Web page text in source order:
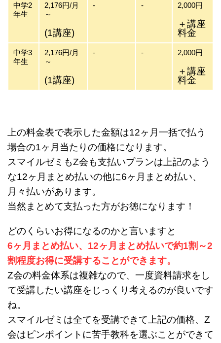
中学2
年生
2,176円/月
～
(1講座)
- - 2,000円
＋講座
料金
中学3
年生
2,176円/月
～
(1講座)
- - 2,000円
＋講座
料金
上の料金表で表示した金額は12ヶ月一括で払う
場合の1ヶ月当たりの価格になります。
スマイルゼミもZ会も支払いプランは上記のよう
な12ヶ月まとめ払いの他に6ヶ月まとめ払い、
月々払いがあります。
当然まとめて支払った方がお徳になります！
どのくらいお得になるのかと言いますと
6ヶ月まとめ払い、12ヶ月まとめ払いで約1割～2
割程度お得に受講することができます。
Z会の料金体系は複雑なので、一度資料請求をし
て受講したい講座をじっくり考えるのが良いです
ね。
スマイルゼミは全てを受講できて上記の価格、Z
会はピンポイントに苦手教科を選ぶことができて